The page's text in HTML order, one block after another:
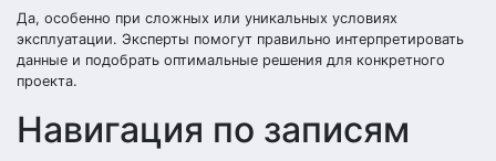
Да, особенно при сложных или уникальных условиях
эксплуатации. Эксперты помогут правильно интерпретировать
данные и подобрать оптимальные решения для конкретного
проекта.
Навигация по записям